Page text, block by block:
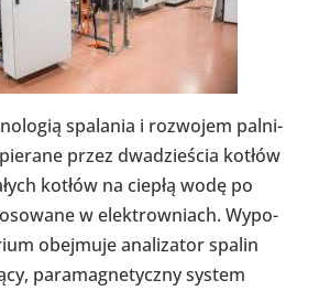
spa­la­nia i roz­wo­jem pal­ni­
przez dwa­dzie­ścia kotłów
kotłów na ciepłą wodę po
w elek­trow­niach. Wypo­
obej­muje ana­li­za­tor spalin
para­ma­gne­tyczny system